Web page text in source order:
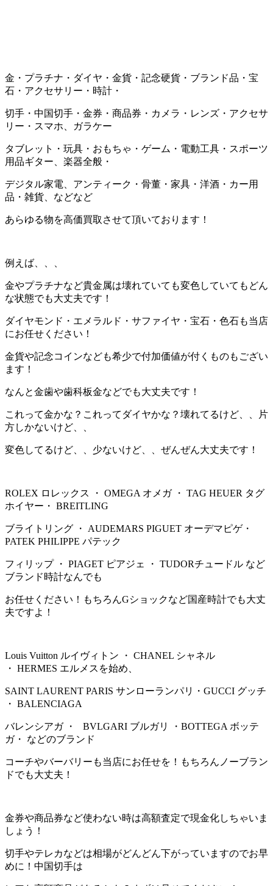
金・プラチナ・ダイヤ・金貨・記念硬貨・ブランド品・宝
石・アクセサリー・時計・
切手・中国切手・金券・商品券・カメラ・レンズ・アクセサ
リー・スマホ、ガラケー
タブレット・玩具・おもちゃ・ゲーム・電動工具・スポーツ
用品ギター、楽器全般・
デジタル家電、アンティーク・骨董・家具・洋酒・カー用
品・雑貨、などなど
あらゆる物を高価買取させて頂いております！
例えば、、、
金やプラチナなど貴金属は壊れていても変色していてもどん
な状態でも大丈夫です！
ダイヤモンド・エメラルド・サファイヤ・宝石・色石も当店
にお任せください！
金貨や記念コインなども希少で付加価値が付くものもござい
ます！
なんと金歯や歯科板金などでも大丈夫です！
これって金かな？これってダイヤかな？壊れてるけど、、片
方しかないけど、、
変色してるけど、、少ないけど、、ぜんぜん大丈夫です！
ROLEX ロレックス ・ OMEGA オメガ ・ TAG HEUER タグ
ホイヤー・ BREITLING
ブライトリング ・ AUDEMARS PIGUET オーデマピゲ・
PATEK PHILIPPE パテック
フィリップ ・ PIAGET ピアジェ ・ TUDORチュードル など
ブランド時計なんでも
お任せください！もちろんGショックなど国産時計でも大丈
夫ですよ！
Louis Vuitton ルイヴィトン ・ CHANEL シャネル
・ HERMES エルメスを始め、
SAINT LAURENT PARIS サンローランパリ・GUCCI グッチ
・ BALENCIAGA
バレンシアガ ・ BVLGARI ブルガリ ・BOTTEGA ボッテ
ガ・ などのブランド
コーチやバーバリーも当店にお任せを！もちろんノーブラン
ドでも大丈夫！
金券や商品券など使わない時は高額査定で現金化しちゃいま
しょう！
切手やテレカなどは相場がどんどん下がっていますのでお早
めに！中国切手は